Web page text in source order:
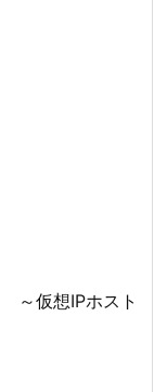
～仮想IPホスト